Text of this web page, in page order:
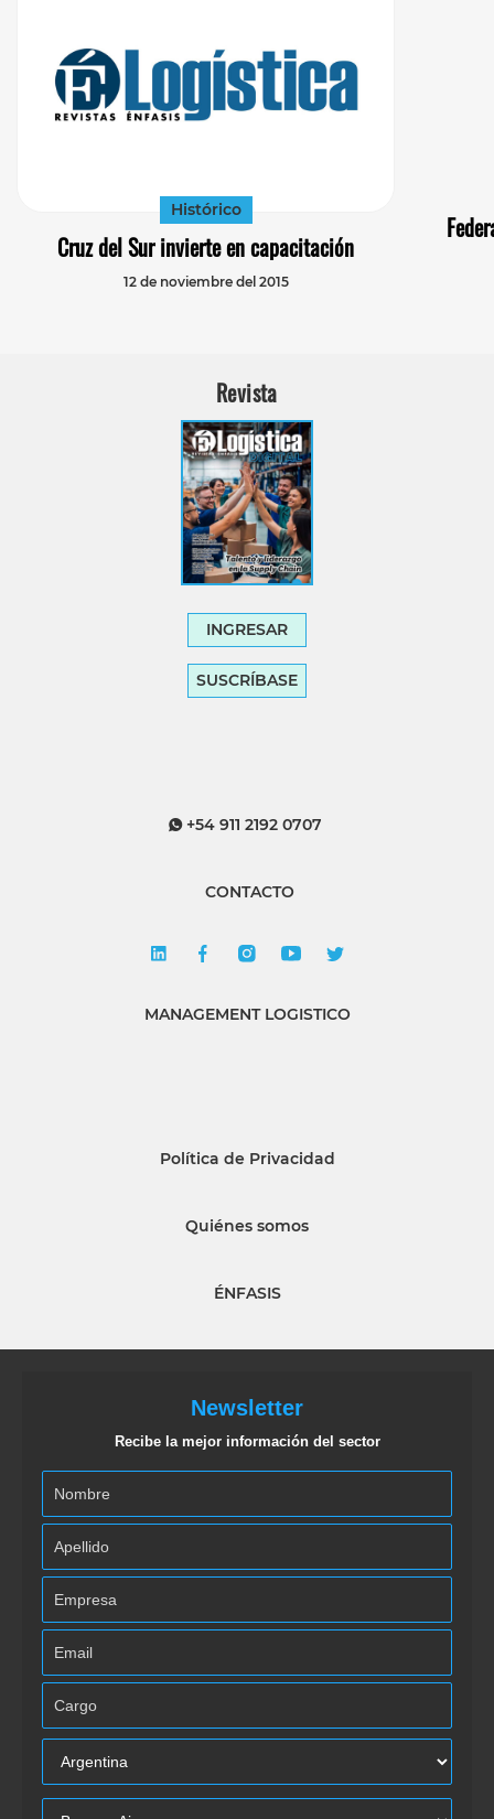
Histórico
Cruz del Sur invierte en capacitación
12 de noviembre del 2015
Revista
INGRESAR
SUSCRÍBASE
+54 911 2192 0707
CONTACTO
MANAGEMENT LOGISTICO
Política de Privacidad
Quiénes somos
ÉNFASIS
Newsletter
Recibe la mejor información del sector